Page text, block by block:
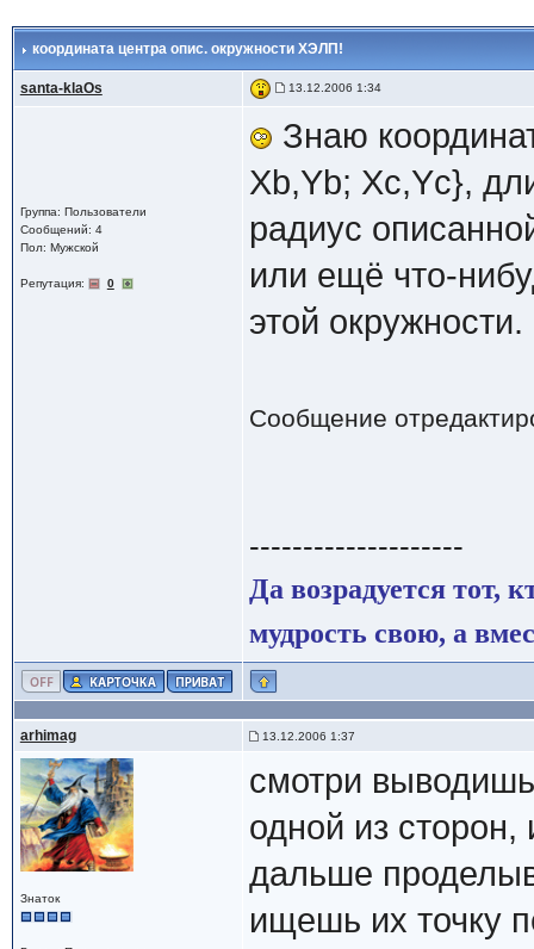
координата центра опис. окружности ХЭЛП!
santa-klaOs 13.12.2006 1:34
Группа: Пользователи
Сообщений: 4
Пол: Мужской
Репутация: 0
Знаю
Xb,Yb; Xc,Yc},
радиус
или ещё что-
этой окружности.
Сообщение
--------------------
Да возрадуется тот,
мудрость свою, а
arhimag 13.12.2006 1:37
Знаток
смотри
одной из
дальше
ищешь их точку